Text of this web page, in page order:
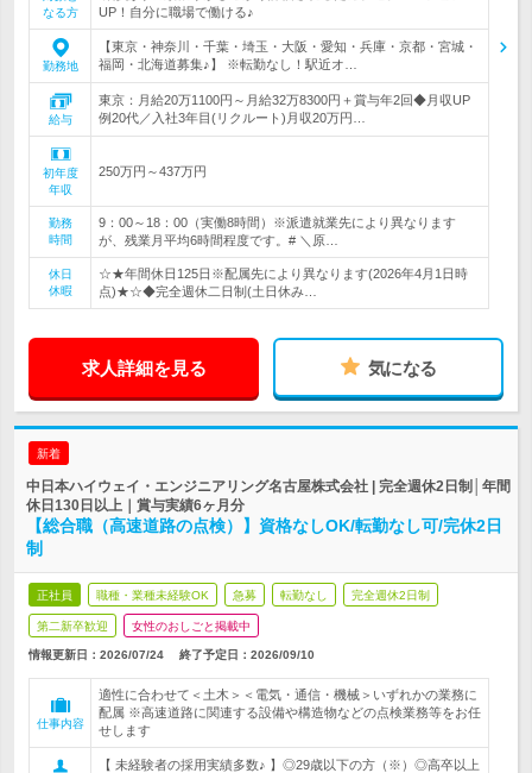
なる方
UP！自分に職場で働ける♪
勤務地
【東京・神奈川・千葉・埼玉・大阪・愛知・兵庫・京都・宮城・
福岡・北海道募集♪】 ※転勤なし！駅近オ…
給与
東京：月給20万1100円～月給32万8300円＋賞与年2回◆月収UP
例20代／入社3年目(リクルート)月収20万円…
初年度
年収
250万円～437万円
勤務
時間
9：00～18：00（実働8時間）※派遣就業先により異なります
が、残業月平均6時間程度です。# ＼原…
休日
休暇
☆★年間休日125日※配属先により異なります(2026年4月1日時
点)★☆◆完全週休二日制(土日休み…
求人詳細を見る 気になる
新着
中日本ハイウェイ・エンジニアリング名古屋株式会社 | 完全週休2日制│年間
休日130日以上｜賞与実績6ヶ月分
【総合職（高速道路の点検）】資格なしOK/転勤なし可/完休2日
制
正社員 職種・業種未経験OK 急募 転勤なし 完全週休2日制
第二新卒歓迎 女性のおしごと掲載中
情報更新日：2026/07/24 終了予定日： 2026/09/10
仕事内容
適性に合わせて＜土木＞＜電気・通信・機械＞いずれかの業務に
配属 ※高速道路に関連する設備や構造物などの点検業務等をお任
せします
【 未経験者の採用実績多数♪ 】◎29歳以下の方（※）◎高卒以上